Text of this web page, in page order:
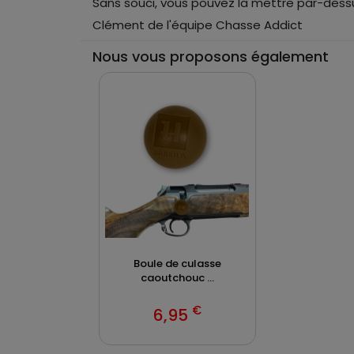
Clément de l'équipe Chasse Addict
Nous vous proposons également
Boule de culasse
caoutchouc ...
6,95 €